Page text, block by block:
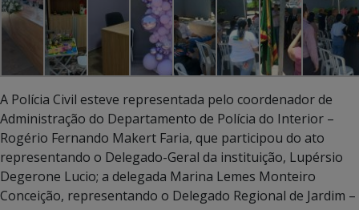
A Polícia Civil esteve representada pelo coordenador de
Administração do Departamento de Polícia do Interior –
Rogério Fernando Makert Faria, que participou do ato
representando o Delegado-Geral da instituição, Lupérsio
Degerone Lucio; a delegada Marina Lemes Monteiro
Conceição, representando o Delegado Regional de Jardim –